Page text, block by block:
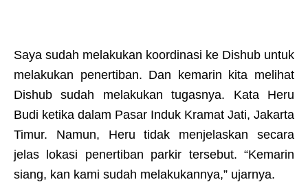
Saya sudah melakukan koordinasi ke Dishub untuk
melakukan penertiban. Dan kemarin kita melihat
Dishub sudah melakukan tugasnya. Kata Heru
Budi ketika dalam Pasar Induk Kramat Jati, Jakarta
Timur. Namun, Heru tidak menjelaskan secara
jelas lokasi penertiban parkir tersebut. “Kemarin
siang, kan kami sudah melakukannya,” ujarnya.